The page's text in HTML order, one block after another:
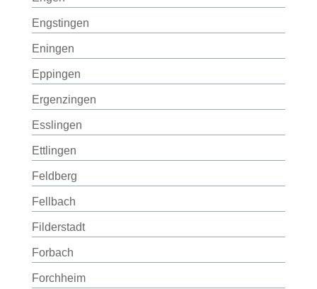
Engstingen
Eningen
Eppingen
Ergenzingen
Esslingen
Ettlingen
Feldberg
Fellbach
Filderstadt
Forbach
Forchheim